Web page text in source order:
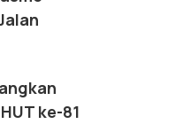
ke-81